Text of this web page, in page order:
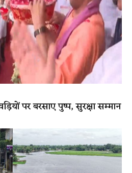
पर बरसाए पुष्प, सुरक्षा सम्मान